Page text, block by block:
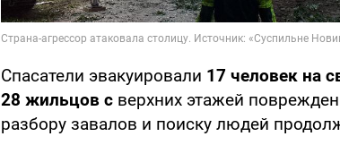
Спасатели эвакуировали 17 человек на
28 жильцов с верхних этажей
разбору завалов и поиску людей